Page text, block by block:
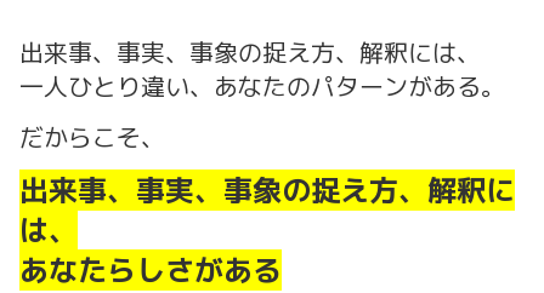
出来事、事実、事象の捉え方、解釈には、
一人ひとり違い、あなたのパターンがある。
だからこそ、
出来事、事実、事象の捉え方、解釈に
は、
あなたらしさがある